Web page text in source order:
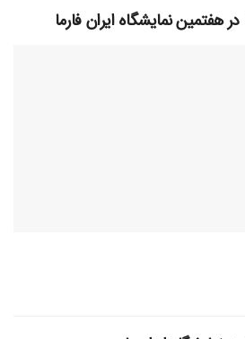
هفتمین نمایشگاه ایران فارما